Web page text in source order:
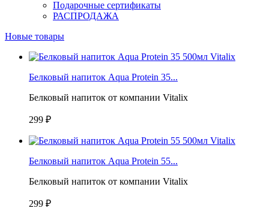
Подарочные сертификаты
РАСПРОДАЖА
Новые товары
Белковый напиток Aqua Protein 35...
Белковый напиток от компании Vitalix
299 ₽
Белковый напиток Aqua Protein 55...
Белковый напиток от компании Vitalix
299 ₽